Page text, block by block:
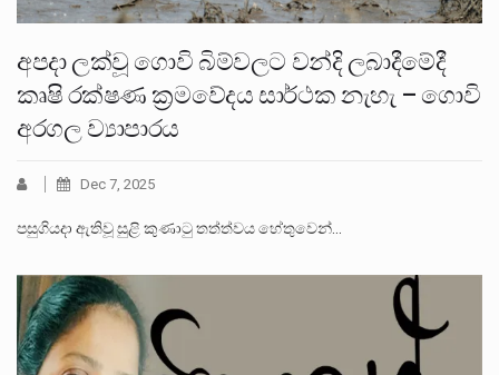
අපදා ලක්වූ ගොවි බිම්වලට වන්දි ලබාදීමේදී
කෘෂි රක්ෂණ ක්‍රමවේදය සාර්ථක නැහැ – ගොවි
අරගල ව්‍යාපාරය
Dec 7, 2025
පසුගියදා ඇතිවූ සුළි කුණාටු තත්ත්වය හේතුවෙන්…